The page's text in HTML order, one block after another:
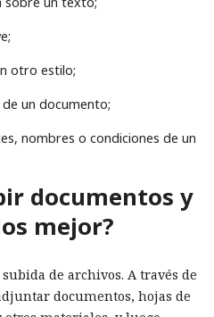
otro estilo;
un documento;
nombres o condiciones de un
documentos y
mejor?
de archivos. A través de
documentos, hojas de